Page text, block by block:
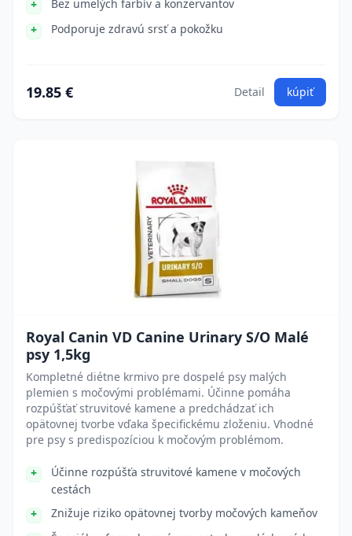
Bez umelých farbív a konzervantov
Podporuje zdravú srsť a pokožku
19.85 € Detail kúpiť
Royal Canin VD Canine Urinary S/O Malé
psy 1,5kg
Kompletné diétne krmivo pre dospelé psy malých
plemien s močovými problémami. Účinne pomáha
rozpúšťať struvitové kamene a predchádzať ich
opätovnej tvorbe vďaka špecifickému zloženiu. Vhodné
pre psy s predispozíciou k močovým problémom.
Účinne rozpúšťa struvitové kamene v močových
cestách
Znižuje riziko opätovnej tvorby močových kameňov